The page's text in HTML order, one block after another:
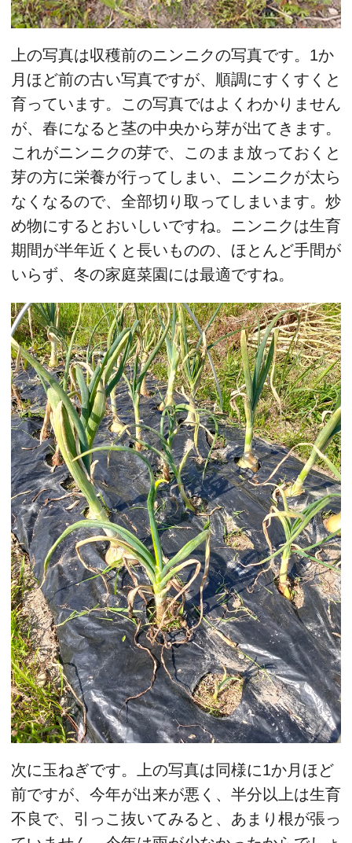
上の写真は収穫前のニンニクの写真です。1か
月ほど前の古い写真ですが、順調にすくすくと
育っています。この写真ではよくわかりません
が、春になると茎の中央から芽が出てきます。
これがニンニクの芽で、このまま放っておくと
芽の方に栄養が行ってしまい、ニンニクが太ら
なくなるので、全部切り取ってしまいます。炒
め物にするとおいしいですね。ニンニクは生育
期間が半年近くと長いものの、ほとんど手間が
いらず、冬の家庭菜園には最適ですね。
次に玉ねぎです。上の写真は同様に1か月ほど
前ですが、今年が出来が悪く、半分以上は生育
不良で、引っこ抜いてみると、あまり根が張っ